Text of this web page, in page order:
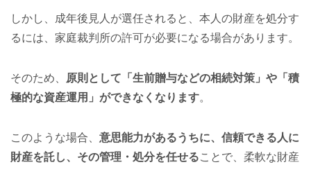
しかし、成年後見人が選任されると、本人の財産を処分す
るには、家庭裁判所の許可が必要になる場合があります。
そのため、
原則として「生前贈与などの相続対策」や「積
極的な資産運用」ができなくなります。
このような場合、 意思能力があるうちに、信頼できる人に
財産を託し、その管理・処分を任せることで、柔軟な財産